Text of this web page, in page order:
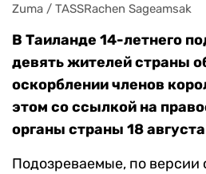
Zuma / TASSRachen Sageamsak
В Таиланде 14-летнего
девять жителей страны
оскорблении членов
этом со ссылкой на
органы страны 18 августа
Подозреваемые, по версии